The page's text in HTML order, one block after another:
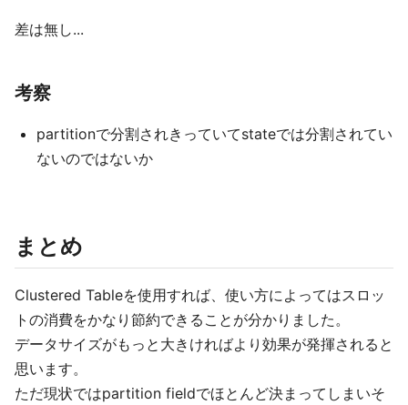
差は無し...
考察
partitionで分割されきっていてstateでは分割されてい
ないのではないか
まとめ
Clustered Tableを使用すれば、使い方によってはスロッ
トの消費をかなり節約できることが分かりました。
データサイズがもっと大きければより効果が発揮されると
思います。
ただ現状ではpartition fieldでほとんど決まってしまいそ